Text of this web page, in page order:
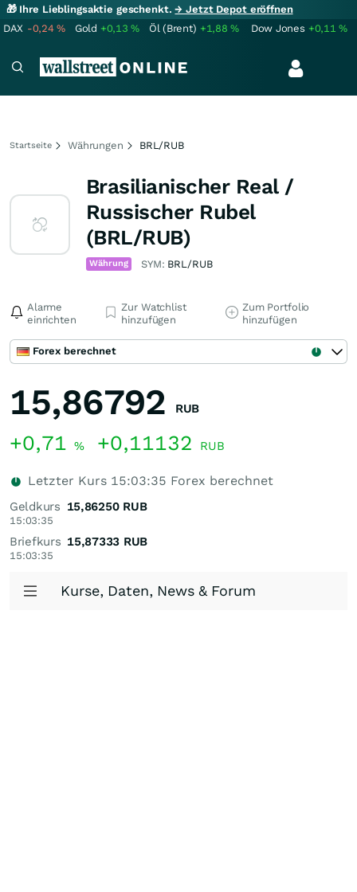
🎁 Ihre Lieblingsaktie geschenkt.→ Jetzt Depot eröffnen
DAX -0,24% Gold +0,13% Öl (Brent) +1,88% Dow Jones +0,11%
Startseite Währungen BRL/RUB
Brasilianischer Real /
Russischer Rubel
(BRL/RUB)
Währung SYM: BRL/RUB
Alarme
einrichten
Zur Watchlist
hinzufügen
Zum Portfolio
hinzufügen
Forex berechnet
15,86792 RUB
+0,71 % +0,11132 RUB
Letzter Kurs 15:03:35 Forex berechnet
Geldkurs
15:03:35
15,86250 RUB
Briefkurs
15:03:35
15,87333 RUB
Kurse, Daten, News & Forum